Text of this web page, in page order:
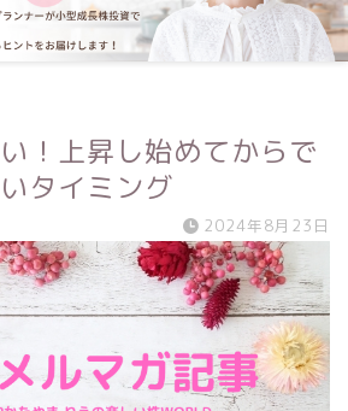
！上昇し始めてからで
タイミング
2024年8月23日